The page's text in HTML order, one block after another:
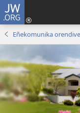
JW.ORG
Eñekomunika orendive